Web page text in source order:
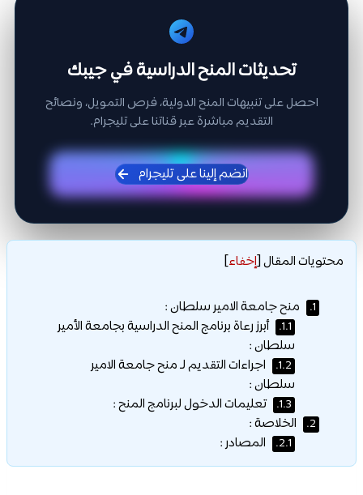
تحديثات المنح الدراسية في جيبك
احصل على تنبيهات المنح الدولية، فرص التمويل، ونصائح
التقديم مباشرة عبر قناتنا على تليجرام.
انضم إلينا على تليجرام
محتويات المقال[إخفاء]
1. منح جامعة الامير سلطان :
1.1.
أبرز رعاة برنامج المنح الدراسية بجامعة الأمير
سلطان :
1.2.
اجراءات التقديم لـ منح جامعة الامير
سلطان :
1.3. تعليمات الدخول لبرنامج المنح :
2. الخلاصة :
2.1. المصادر :